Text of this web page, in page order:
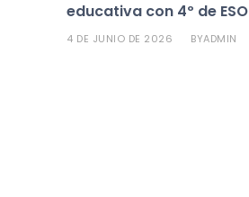
educativa con 4º de ESO
4 DE JUNIO DE 2026 BYADMIN